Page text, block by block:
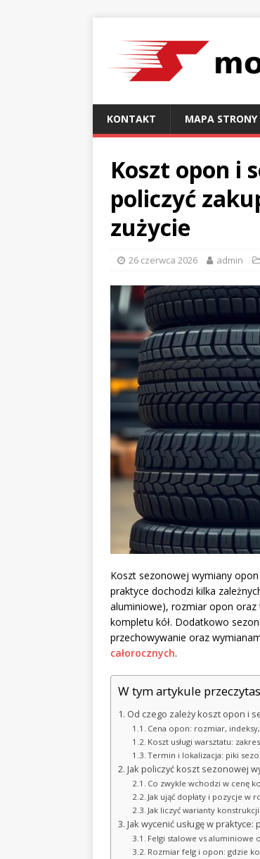
KONTAKT MAPA STRONY
Koszt opon i
policzyć
zużycie
26 czerwca 2026 admin
Koszt sezonowej wymiany
praktyce dochodzi kilka
aluminiowe), rozmiar opon
kompletu kół. Dodatkowo
przechowywanie oraz
całorocznych.
W tym artykule
Od czego zależy koszt opon i
Cena opon: rozmiar,
Koszt usługi warsztatu:
Termin i lokalizacja: piki
Jak policzyć koszt sezonowej
Co zwykle wchodzi w cenę
Jak ująć dopłaty i pozycje w
Jak liczyć warianty
Jak wycenić usługę w
Felgi stalowe vs aluminiowe
Rozmiar felg i opon: gdzie